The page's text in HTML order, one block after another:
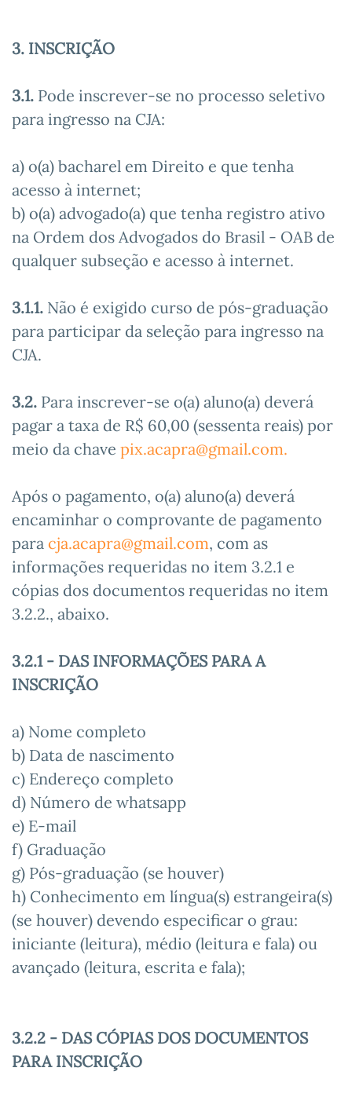
3. INSCRIÇÃO
3.1. Pode inscrever-se no processo seletivo
para ingresso na CJA:
a) o(a) bacharel em Direito e que tenha
acesso à internet;
b) o(a) advogado(a) que tenha registro ativo
na Ordem dos Advogados do Brasil - OAB de
qualquer subseção e acesso à internet.
3.1.1. Não é exigido curso de pós-graduação
para participar da seleção para ingresso na
CJA.
3.2. Para inscrever-se o(a) aluno(a) deverá
pagar a taxa de R$ 60,00 (sessenta reais) por
meio da chave pix.acapra@gmail.com.
Após o pagamento, o(a) aluno(a) deverá
encaminhar o comprovante de pagamento
para cja.acapra@gmail.com, com as
informações requeridas no item 3.2.1 e
cópias dos documentos requeridas no item
3.2.2., abaixo.
3.2.1 - DAS INFORMAÇÕES PARA A
INSCRIÇÃO
a) Nome completo
b) Data de nascimento
c) Endereço completo
d) Número de whatsapp
e) E-mail
f) Graduação
g) Pós-graduação (se houver)
h) Conhecimento em língua(s) estrangeira(s)
(se houver) devendo especificar o grau:
iniciante (leitura), médio (leitura e fala) ou
avançado (leitura, escrita e fala);
3.2.2 - DAS CÓPIAS DOS DOCUMENTOS
PARA INSCRIÇÃO